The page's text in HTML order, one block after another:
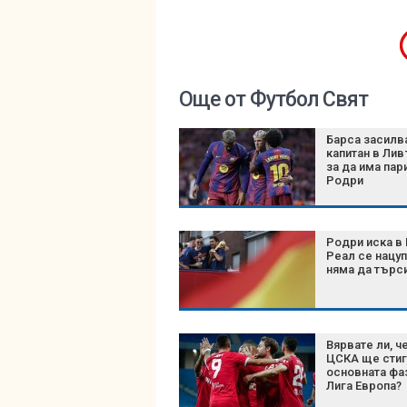
Още от Футбол Свят
Барса
капитан в
за да има
Родри
Родри иска в
Реал се
няма да
Вярвате ли, че
ЦСКА ще
основната
Лига Европа?